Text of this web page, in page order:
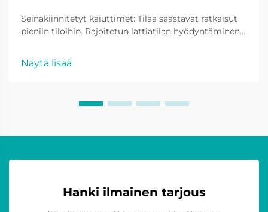
Seinäkiinnitetyt kaiuttimet: Tilaa säästävät ratkaisut
pieniin tiloihin. Rajoitetun lattiatilan hyödyntäminen
minimoimisessa, erityisesti kompaktien
Näytä lisää
Hanki ilmainen tarjous